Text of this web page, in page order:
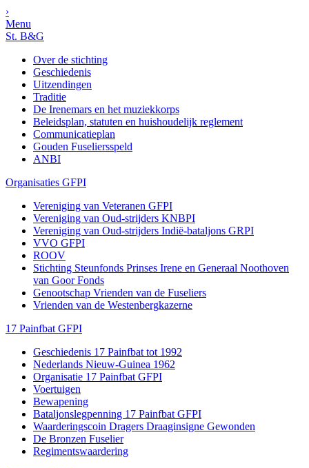
›
Menu
St. B&G
Over de stichting
Geschiedenis
Uitzendingen
Traditie
De Irenemars en het muziekkorps
Beleidsplan, statuten en huishoudelijk reglement
Communicatieplan
Gouden Fuseliersspeld
ANBI
Organisaties GFPI
Vereniging van Veteranen GFPI
Vereniging van Oud-strijders KNBPI
Vereniging van Oud-strijders Indië-bataljons GRPI
VVO GFPI
ROOV
Stichting Steunfonds Prinses Irene en Generaal Noothoven
van Goor Fonds
Genootschap Vrienden van de Fuseliers
Vrienden van de Westenbergkazerne
17 Painfbat GFPI
Geschiedenis 17 Painfbat tot 1992
Nederlands Nieuw-Guinea 1962
Organisatie 17 Painfbat GFPI
Voertuigen
Bewapening
Bataljonslegpenning 17 Painfbat GFPI
Waarderingscoin Dragers Draaginsigne Gewonden
De Bronzen Fuselier
Regimentswaardering